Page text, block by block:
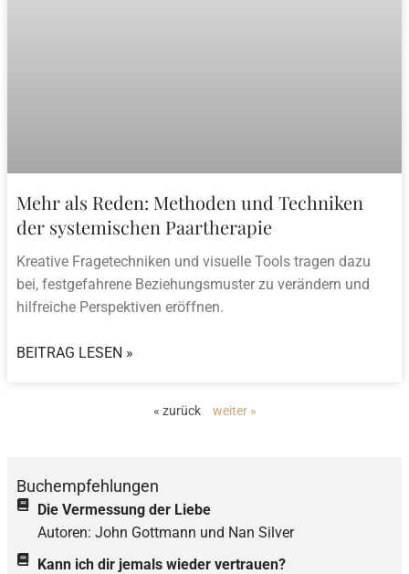
Mehr als Reden: Methoden und Techniken
der systemischen Paartherapie
Kreative Fragetechniken und visuelle Tools tragen dazu
bei, festgefahrene Beziehungsmuster zu verändern und
hilfreiche Perspektiven eröffnen.
BEITRAG LESEN »
« zurück weiter »
Buchempfehlungen
Die Vermessung der Liebe
Autoren: John Gottmann und Nan Silver
Kann ich dir jemals wieder vertrauen?